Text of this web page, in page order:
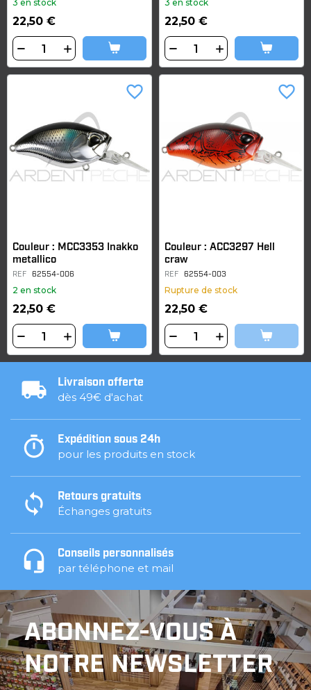
3 en stock
22,50 €
3 en stock
22,50 €
Couleur : MCC3353 Inakko
metallico
REF 62554-006
2 en stock
22,50 €
favorite_border
Couleur : ACC3297 Hell
craw
REF 62554-003
Rupture de stock
22,50 €
favorite_border
Livraison offerte
dès 49€ d'achat
Expédition sous 24h
pour les produits en stock
Retours gratuits
Échanges gratuits
Conseils personnalisés
par téléphone et mail
ABONNEZ-VOUS À
NOTRE NEWSLETTER